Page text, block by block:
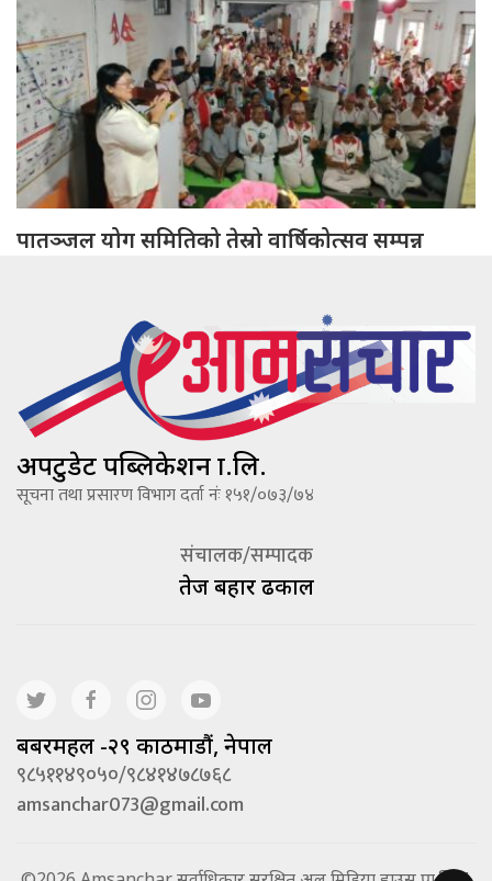
पातञ्जल योग समितिको तेस्रो वार्षिकोत्सव सम्पन्न
अपटुडेट पब्लिकेशन प्रा.लि.
सूचना तथा प्रसारण विभाग दर्ता नंः १५१/०७३/७४
संचालक/सम्पादक
तेज बहादूर ढकाल
बबरमहल -२९ काठमाडौं, नेपाल
९८५११४९०५०/९८४१४७८७६८
amsanchar073@gmail.com